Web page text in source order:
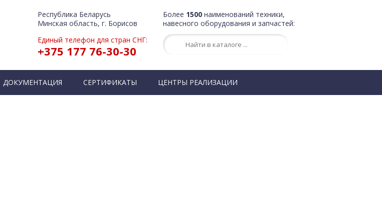
Республика Беларусь
Минская область, г. Борисов
Единый телефон для стран СНГ:
+375 177 76-30-30
Более 1500 наименований техники,
навесного оборудования и запчастей:
ДОКУМЕНТАЦИЯ СЕРТИФИКАТЫ ЦЕНТРЫ РЕАЛИЗАЦИИ